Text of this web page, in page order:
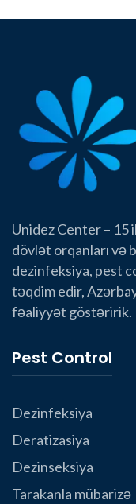
Unidez Center – 15
dövlət orqanları və
dezinfeksiya, pest
təqdim edir,
fəaliyyət göstəririk.
Pest Control
Dezinfeksiya
Deratizasiya
Dezinseksiya
Tarakanla mübarizə